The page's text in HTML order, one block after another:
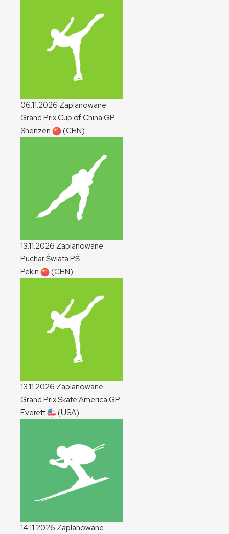
06.11.2026 Zaplanowane
Grand Prix Cup of China GP
Shenzen
(CHN)
13.11.2026 Zaplanowane
Puchar Świata PŚ
Pekin
(CHN)
13.11.2026 Zaplanowane
Grand Prix Skate America GP
Everett
(USA)
14.11.2026 Zaplanowane